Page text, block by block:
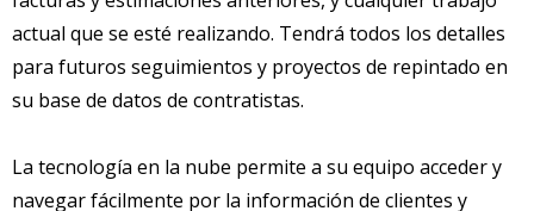
actual que se esté realizando. Tendrá todos los detalles
para futuros seguimientos y proyectos de repintado en
su base de datos de contratistas.
La tecnología en la nube permite a su equipo acceder y
navegar fácilmente por la información de clientes y